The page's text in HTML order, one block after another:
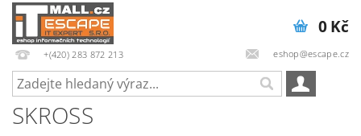
+(420) 283 872 213 eshop@escape.cz
0 Kč
SKROSS